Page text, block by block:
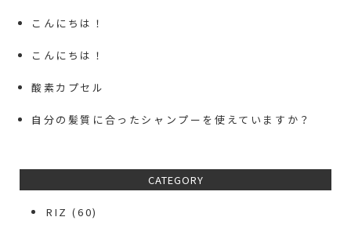
こんにちは！
こんにちは！
酸素カプセル
自分の髪質に合ったシャンプーを使えていますか？
CATEGORY
RIZ (60)